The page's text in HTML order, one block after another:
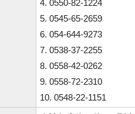
4. 0550-82-1224
5. 0545-65-2659
6. 054-644-9273
7. 0538-37-2255
8. 0558-42-0262
9. 0558-72-2310
10. 0548-22-1151